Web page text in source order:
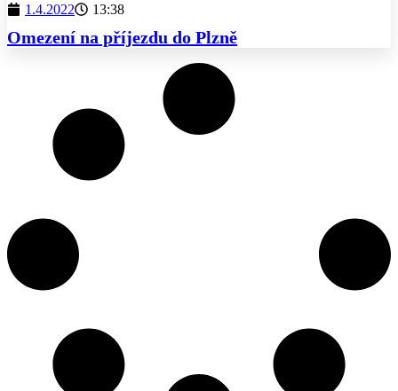
1.4.2022 13:38
Omezení na příjezdu do Plzně